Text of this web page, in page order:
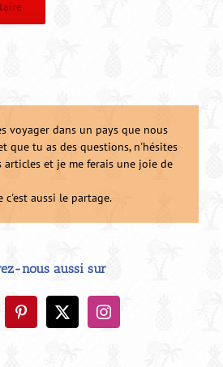
voyager dans un pays que nous
que tu as des questions, n'hésites
articles et je me ferais une joie de
aussi le partage.
nous aussi sur